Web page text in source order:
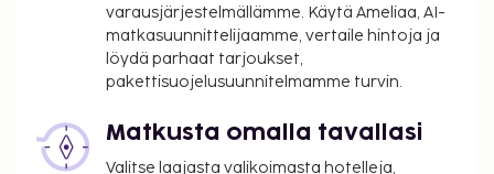
Tässä on mainittu kaikki majoituspaikan meille
ilmoittamat maksut.
aikuisille ja 2350 ISK lapsille
Omatoiminen pysäköinti: 4400 ISK per päivä
varausjärjestelmällämme. Käytä Ameliaa, AI-
matkasuunnittelijaamme, vertaile hintoja ja
löydä parhaat tarjoukset,
pakettisuojelusuunnitelmamme turvin.
Matkusta omalla tavallasi
Valitse laajasta valikoimasta hotelleja,